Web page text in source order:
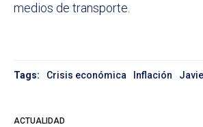
medios de transporte.
Tags: Crisis económica Inflación
ACTUALIDAD